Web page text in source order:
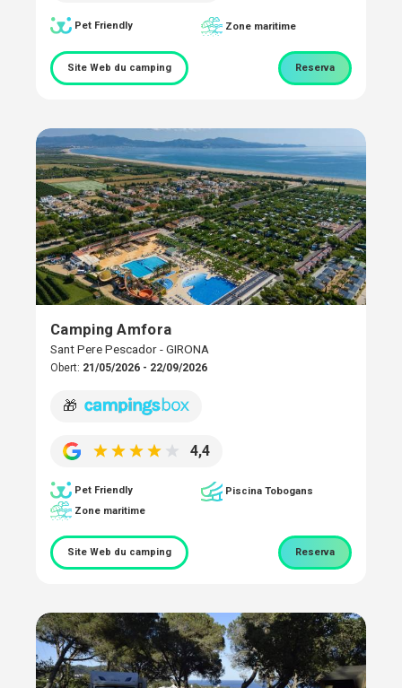
Pet Friendly Zone maritime
Site Web du camping Reserva
Camping Amfora
Sant Pere Pescador - GIRONA
Obert: 21/05/2026 - 22/09/2026
🎁
4,4
Pet Friendly
Piscina Tobogans
Zone maritime
Site Web du camping Reserva